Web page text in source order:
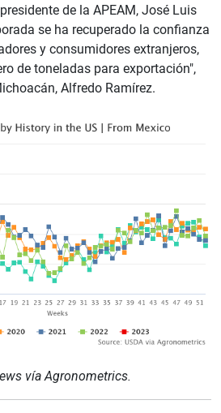
de la APEAM, José Luis
se ha recuperado la confianza
y consumidores extranjeros,
de toneladas para exportación",
Alfredo Ramírez.
vía Agronometrics.